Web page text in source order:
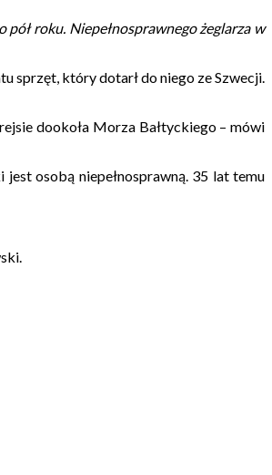
pół roku. Niepełnosprawnego żeglarza w
sprzęt, który dotarł do niego ze Szwecji.
dookoła Morza Bałtyckiego – mówi
osobą niepełnosprawną. 35 lat temu